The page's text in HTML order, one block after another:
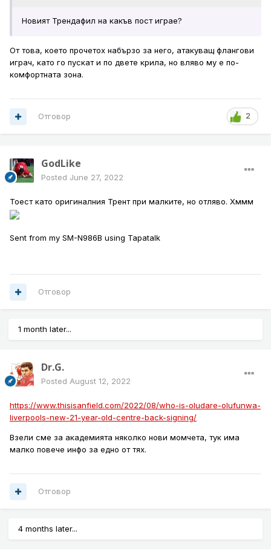
Новият Трендафил на какъв пост играе?
От това, което прочетох набързо за него, атакуващ флангови
играч, като го пускат и по двете крила, но вляво му е по-
комфортната зона.
2
Отговор
GodLike
Posted June 27, 2022
Тоест като оригиналния Трент при малките, но отляво. Хммм
Sent from my SM-N986B using Tapatalk
Отговор
1 month later...
Dr.G.
Posted August 12, 2022
https://www.thisisanfield.com/2022/08/who-is-oludare-olufunwa-
liverpools-new-21-year-old-centre-back-signing/
Взели сме за академията няколко нови момчета, тук има
малко повече инфо за едно от тях.
Отговор
4 months later...